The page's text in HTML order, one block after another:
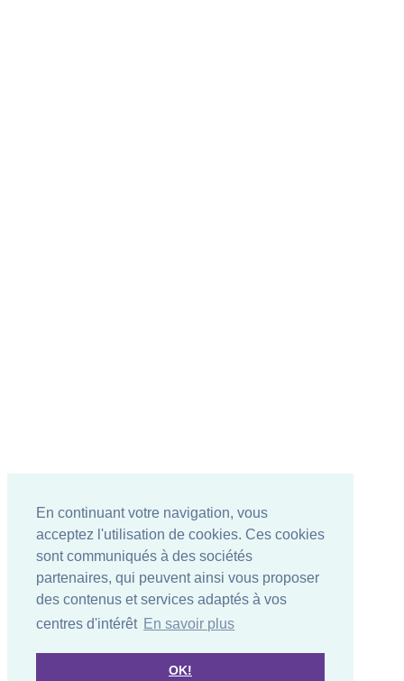
En continuant votre navigation, vous
acceptez l'utilisation de cookies. Ces cookies
sont communiqués à des sociétés
partenaires, qui peuvent ainsi vous proposer
des contenus et services adaptés à vos
centres d'intérêt En savoir plus
OK!